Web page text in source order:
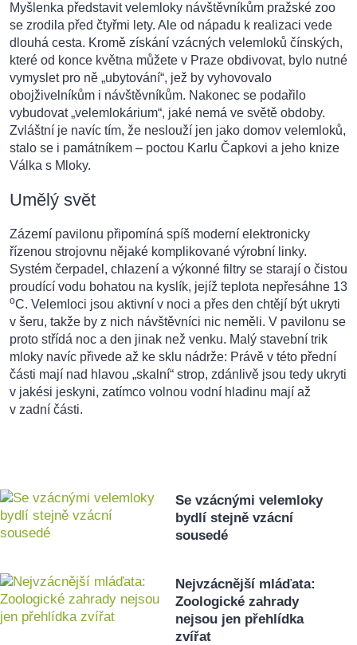
Myšlenka představit velemloky návštěvníkům pražské zoo
se zrodila před čtyřmi lety. Ale od nápadu k realizaci vede
dlouhá cesta. Kromě získání vzácných velemloků čínských,
které od konce května můžete v Praze obdivovat, bylo nutné
vymyslet pro ně „ubytování“, jež by vyhovovalo
obojživelníkům i návštěvníkům. Nakonec se podařilo
vybudovat „velemlokárium“, jaké nemá ve světě obdoby.
Zvláštní je navíc tím, že neslouží jen jako domov velemloků,
stalo se i památníkem – poctou Karlu Čapkovi a jeho knize
Válka s Mloky.
Umělý svět
Zázemí pavilonu připomíná spíš moderní elektronicky
řízenou strojovnu nějaké komplikované výrobní linky.
Systém čerpadel, chlazení a výkonné filtry se starají o čistou
proudící vodu bohatou na kyslík, jejíž teplota nepřesáhne 13
oC. Velemloci jsou aktivní v noci a přes den chtějí být ukryti
v šeru, takže by z nich návštěvníci nic neměli. V pavilonu se
proto střídá noc a den jinak než venku. Malý stavební trik
mloky navíc přivede až ke sklu nádrže: Právě v této přední
části mají nad hlavou „skalní“ strop, zdánlivě jsou tedy ukryti
v jakési jeskyni, zatímco volnou vodní hladinu mají až
v zadní části.
Se vzácnými velemloky
bydlí stejně vzácní
sousedé
Nejvzácnější mláďata:
Zoologické zahrady
nejsou jen přehlídka
zvířat